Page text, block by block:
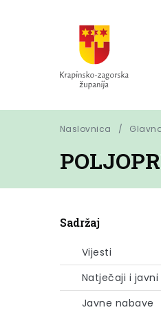
Naslovnica
Sadržaj
Vijesti
Natječaji i javni
Javne nabave